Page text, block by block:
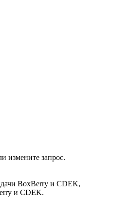
измените запрос.
BoxBerry и CDEK,
и CDEK.